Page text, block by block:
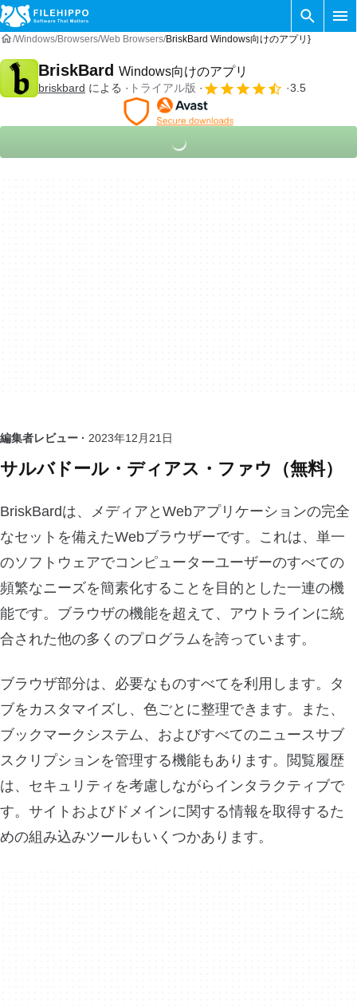
Windows Browsers Web Browsers BriskBard Windows向けのアプリ}
BriskBard Windows向けのアプリ
briskbard による トライアル版 3.5
編集者レビュー · 2023年12月21日
サルバドール・ディアス・ファウ（無料）
BriskBardは、メディアとWebアプリケーションの完全
なセットを備えたWebブラウザーです。これは、単一
のソフトウェアでコンピューターユーザーのすべての
頻繁なニーズを簡素化することを目的とした一連の機
能です。ブラウザの機能を超えて、アウトラインに統
合された他の多くのプログラムを誇っています。
ブラウザ部分は、必要なものすべてを利用します。タ
ブをカスタマイズし、色ごとに整理できます。また、
ブックマークシステム、およびすべてのニュースサブ
スクリプションを管理する機能もあります。閲覧履歴
は、セキュリティを考慮しながらインタラクティブで
す。サイトおよびドメインに関する情報を取得するた
めの組み込みツールもいくつかあります。